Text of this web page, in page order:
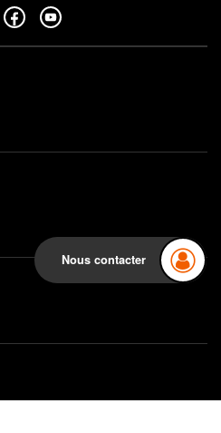
Nous contacter
twitter - ouverture dans un nouvel onglet
sur linkedin - ouverture dans un nouvel onglet
Suivez-nous sur facebook - ouverture dans un
Suivez-nous sur youtube - ouverture dans